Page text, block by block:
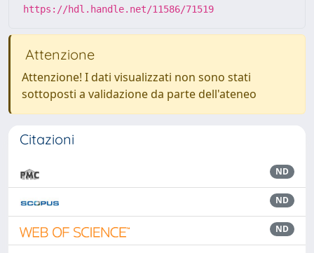
https://hdl.handle.net/11586/71519
Attenzione
Attenzione! I dati visualizzati non sono stati
sottoposti a validazione da parte dell'ateneo
Citazioni
ND
ND
ND